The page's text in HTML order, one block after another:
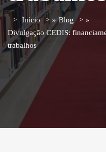
Início » Blog
»
Divulgação CEDIS:
trabalhos